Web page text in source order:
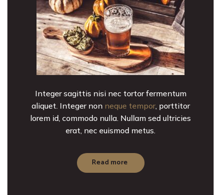
Integer sagittis nisi nec tortor fermentum
aliquet. Integer non neque tempor, porttitor
lorem id, commodo nulla. Nullam sed ultricies
erat, nec euismod metus.
Read more